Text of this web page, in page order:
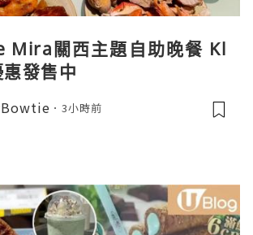
Mira關西主題自助晚餐 Kl
發售中
3小時前